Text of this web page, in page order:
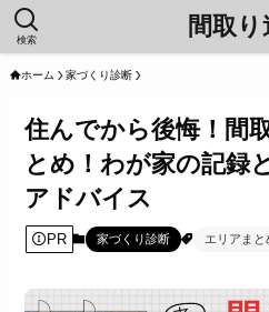
間取り
検索
ホーム 家づくり診断
住んでから後悔！間
とめ！わが家の記録
アドバイス
PR 家づくり診断 エリアまと